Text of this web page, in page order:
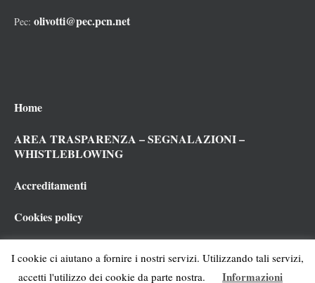
Pec: olivotti@pec.pcn.net
Home
AREA TRASPARENZA – SEGNALAZIONI –
WHISTLEBLOWING
Accreditamenti
Cookies policy
I cookie ci aiutano a fornire i nostri servizi. Utilizzando tali servizi,
accetti l'utilizzo dei cookie da parte nostra.
Informazioni